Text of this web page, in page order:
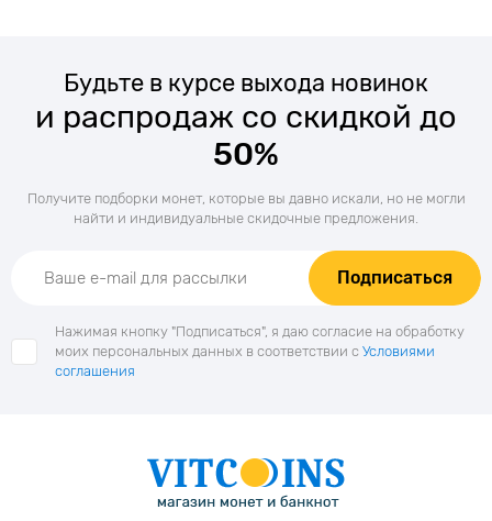
Будьте в курсе выхода новинок
и распродаж со скидкой до
50%
Получите подборки монет, которые вы давно искали, но не могли
найти и индивидуальные скидочные предложения.
Подписаться
Нажимая кнопку "Подписаться", я даю согласие на обработку
моих персональных данных в соответствии с Условиями
соглашения